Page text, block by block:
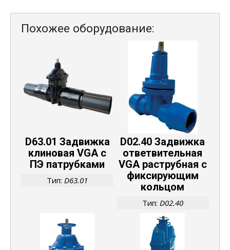
Похожее оборудование:
D63.01 Задвижка
клиновая VGA с
ПЭ патрубками
Тип: D63.01
D02.40 Задвижка
ответвительная
VGA раструбная с
фиксирующим
кольцом
Тип: D02.40